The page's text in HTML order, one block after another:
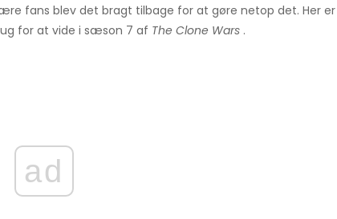
fans blev det bragt tilbage for at gøre netop det. Her er
for at vide i sæson 7 af The Clone Wars .
ad